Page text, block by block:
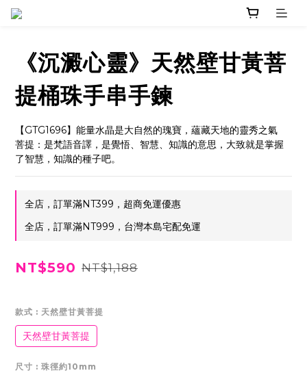
《沉澱心靈》天然壁甘黃菩
提桶珠手串手鍊
【GTG1696】能量水晶是大自然的瑰寶，蘊藏天地的靈秀之氣
菩提：是梵語音譯，是覺悟、智慧、知識的意思，大致就是掌握
了智慧，知識的種子吧。
全店，訂單滿NT399，超商免運優惠
全店，訂單滿NT999，台灣本島宅配免運
NT$590 NT$1,188
款式 : 天然壁甘黃菩提
天然壁甘黃菩提
尺寸 : 珠徑約10mm